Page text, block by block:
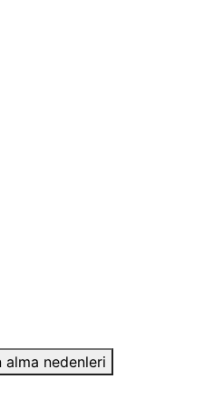
alma nedenleri